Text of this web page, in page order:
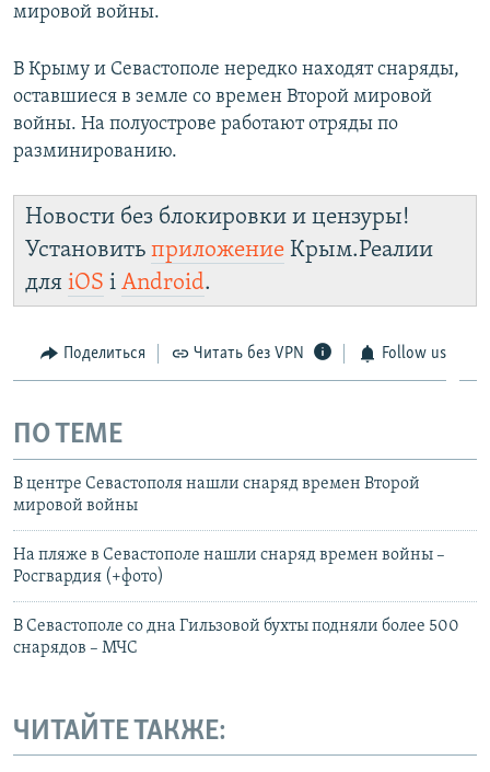
мировой войны.
В Крыму и Севастополе нередко находят снаряды,
оставшиеся в земле со времен Второй мировой
войны. На полуострове работают отряды по
разминированию.
Новости без блокировки и цензуры!
Установить приложение Крым.Реалии
для iOS і Android.
Поделиться Читать без VPN Follow us
ПО ТЕМЕ
В центре Севастополя нашли снаряд времен Второй
мировой войны
На пляже в Севастополе нашли снаряд времен войны –
Росгвардия (+фото)
В Севастополе со дна Гильзовой бухты подняли более 500
снарядов – МЧС
ЧИТАЙТЕ ТАКЖЕ: